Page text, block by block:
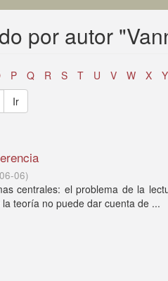
por autor
P Q R S T U V W X Y
Ir
06)
centrales: el problema de la
teoría no puede dar cuenta de ...